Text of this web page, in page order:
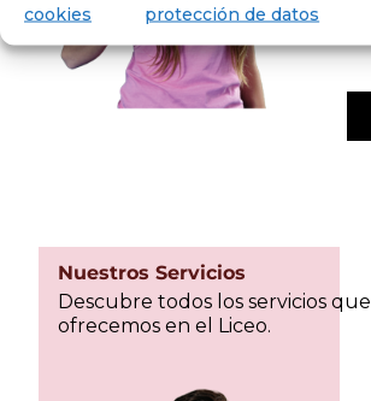
cookies
protección de datos
Nuestros Servicios
Descubre todos los servicios que
ofrecemos en el Liceo.